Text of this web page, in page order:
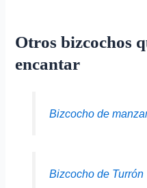
Otros bizcochos
encantar
Bizcocho de
Bizcocho de Turrón